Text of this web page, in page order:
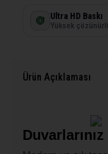
Ultra HD Baskı
Yüksek
Ürün Açıklaması